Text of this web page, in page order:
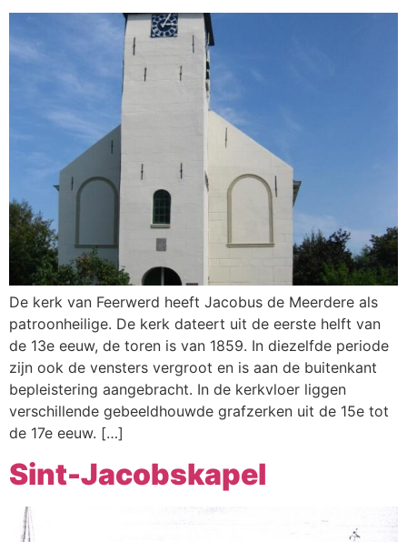
De kerk van Feerwerd heeft Jacobus de Meerdere als
patroonheilige. De kerk dateert uit de eerste helft van
de 13e eeuw, de toren is van 1859. In diezelfde periode
zijn ook de vensters vergroot en is aan de buitenkant
bepleistering aangebracht. In de kerkvloer liggen
verschillende gebeeldhouwde grafzerken uit de 15e tot
de 17e eeuw. […]
Sint-Jacobskapel